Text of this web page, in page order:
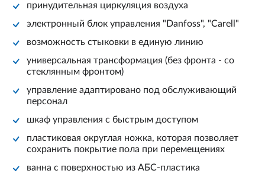
принудительная циркуляция воздуха
электронный блок управления "Danfoss", "Carell"
возможность стыковки в единую линию
универсальная трансформация (без фронта - со
стеклянным фронтом)
управление адаптировано под обслуживающий
персонал
шкаф управления с быстрым доступом
пластиковая округлая ножка, которая позволяет
сохранить покрытие пола при перемещениях
ванна с поверхностью из АБС-пластика